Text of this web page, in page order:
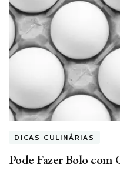
DICAS CULINÁRIAS
Pode Fazer Bolo com